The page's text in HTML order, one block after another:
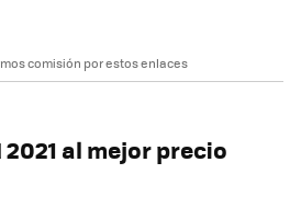
comisión por estos enlaces
al mejor precio